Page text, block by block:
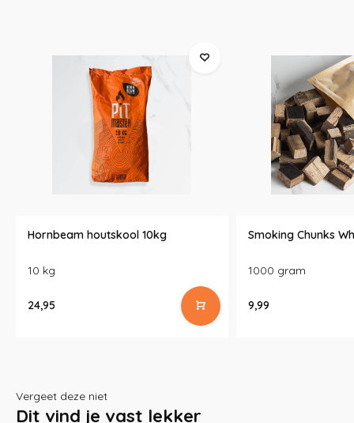
Hornbeam houtskool 10kg
10 kg
24,95
Smoking Chunks
1000 gram
9,99
Vergeet deze niet
Dit vind je vast lekker